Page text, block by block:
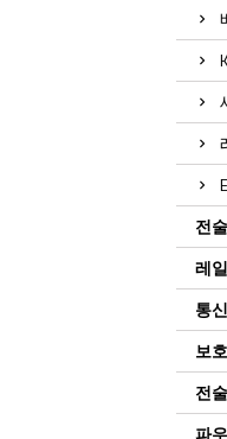
전
레
통
보
전
파